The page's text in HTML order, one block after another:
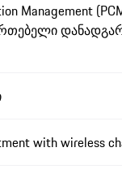
Management
with wireless